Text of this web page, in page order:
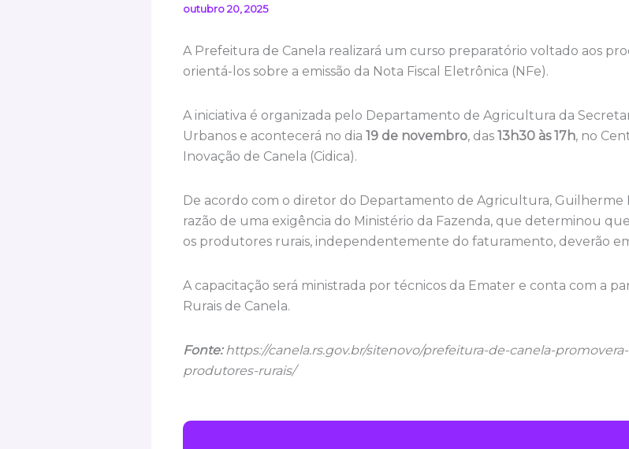
outubro 20, 2025
A Prefeitura de Canela realizará um curso preparatório voltado aos
orientá-los sobre a emissão da Nota Fiscal Eletrônica (NFe).
A iniciativa é organizada pelo Departamento de Agricultura da
Urbanos e acontecerá no dia 19 de novembro, das 13h30 às 17h, no
Inovação de Canela (Cidica).
De acordo com o diretor do Departamento de Agricultura, Guilherme
razão de uma exigência do Ministério da Fazenda, que determinou
os produtores rurais, independentemente do faturamento, deverão
A capacitação será ministrada por técnicos da Emater e conta com a
Rurais de Canela.
Fonte:https://canela.rs.gov.br/sitenovo/prefeitura-de-canela-
produtores-rurais/